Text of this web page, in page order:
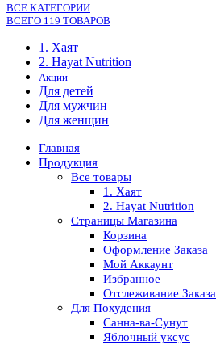
ВСЕ КАТЕГОРИИ
ВСЕГО 119 ТОВАРОВ
1. Хаят
2. Hayat Nutrition
Акции
Для детей
Для мужчин
Для женщин
Главная
Продукция
Все товары
1. Хаят
2. Hayat Nutrition
Страницы Магазина
Корзина
Оформление Заказа
Мой Аккаунт
Избранное
Отслеживание Заказа
Для Похудения
Санна-ва-Сунут
Яблочный уксус